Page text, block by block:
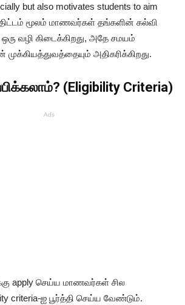
but also motivates students to aim
திட்டம் மூலம் மாணவர்கள் தங்களின் கல்வி
வழி கிடைக்கிறது, அதே சமயம்
முக்கியத்துவத்தையும் அதிகரிக்கிறது.
(Eligibility Criteria)
Ads
apply செய்ய மாணவர்கள் சில
criteria-ஐ பூர்த்தி செய்ய வேண்டும்.